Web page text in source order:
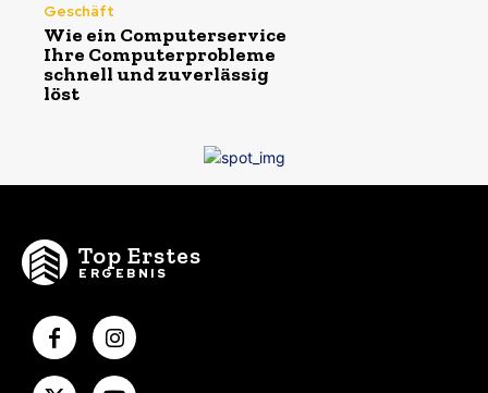
Geschäft
Wie ein Computerservice
Ihre Computerprobleme
schnell und zuverlässig
löst
Top Erstes
ERGEBNIS